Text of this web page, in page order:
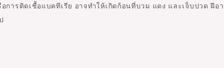
ารติดเชื้อแบคทีเรีย อาจทำให้เกิดก้อนที่บวม แดง และเจ็บปวด ฝีอ